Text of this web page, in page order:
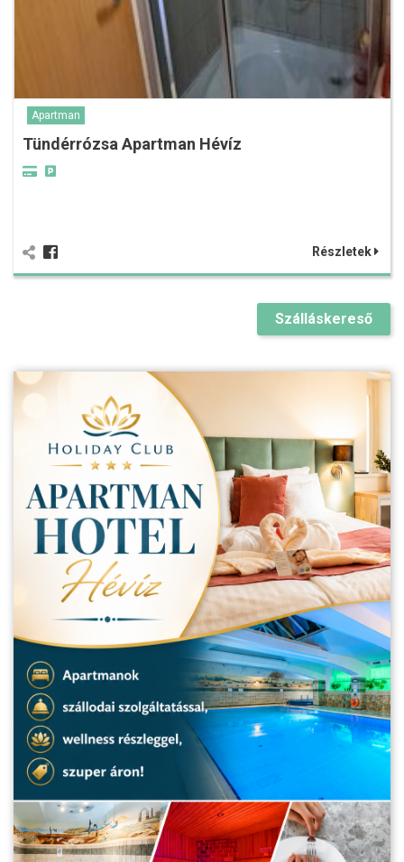
Apartman
Tündérrózsa Apartman Hévíz
Részletek
Szálláskereső